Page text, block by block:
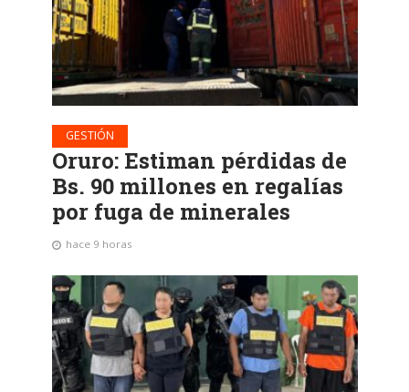
GESTIÓN
Oruro: Estiman pérdidas de
Bs. 90 millones en regalías
por fuga de minerales
hace 9 horas